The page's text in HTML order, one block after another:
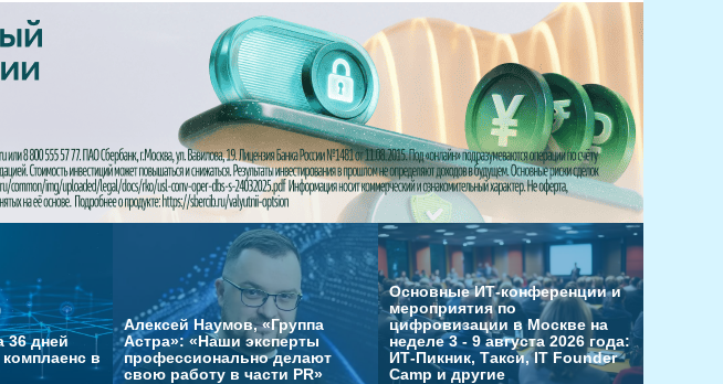
36 дней
в
Алексей Наумов, «Группа
Астра»: «Наши эксперты
профессионально делают
свою работу в части PR»
Основные ИТ-конференции и
мероприятия по
цифровизации в Москве на
неделе 3 - 9 августа 2026 года:
ИТ-Пикник, Такси, IT Founder
Camp и другие